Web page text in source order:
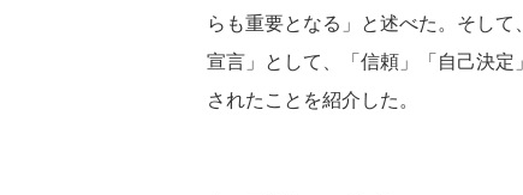
らも重要となる」と述べた。そし
宣言」として、「信頼」「自己決
されたことを紹介した。